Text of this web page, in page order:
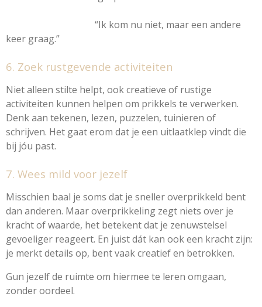
“Ik kom nu niet, maar een andere
keer graag.”
6. Zoek rustgevende activiteiten
Niet alleen stilte helpt, ook creatieve of rustige
activiteiten kunnen helpen om prikkels te verwerken.
Denk aan tekenen, lezen, puzzelen, tuinieren of
schrijven. Het gaat erom dat je een uitlaatklep vindt die
bij jóu past.
7. Wees mild voor jezelf
Misschien baal je soms dat je sneller overprikkeld bent
dan anderen. Maar overprikkeling zegt niets over je
kracht of waarde, het betekent dat je zenuwstelsel
gevoeliger reageert. En juist dát kan ook een kracht zijn:
je merkt details op, bent vaak creatief en betrokken.
Gun jezelf de ruimte om hiermee te leren omgaan,
zonder oordeel.